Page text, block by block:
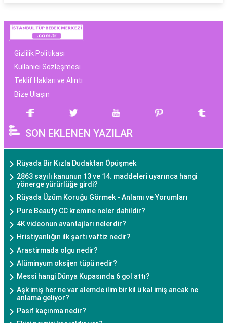
Gizlilik Politikası
Kullanıcı Sözleşmesi
Teklif Hakları ve Alıntı
Bize Ulaşın
SON EKLENEN YAZILAR
Rüyada Bir Kızla Dudaktan Öpüşmek
2863 sayılı kanunun 13 ve 14. maddeleri uyarınca hangi
yönerge yürürlüğe girdi?
Rüyada Üzüm Koruğu Görmek - Anlamı ve Yorumları
Pure Beauty CC kremine neler dahildir?
4K videonun avantajları nelerdir?
Hristiyanlığın ilk şartı vaftiz nedir?
Arastirmada olgu nedir?
Alüminyum oksijen tüpü nedir?
Messi hangi Dünya Kupasında 6 gol attı?
Aşk imiş her ne var alemde ilim bir kil ü kal imiş ancak ne
anlama geliyor?
Pasif kaçınma nedir?